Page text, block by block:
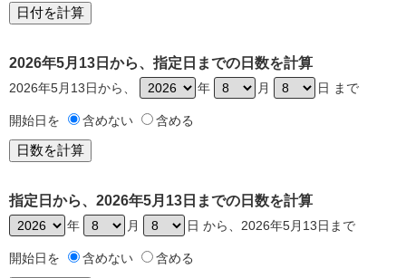
2026年5月13日から、指定日までの日数を計算
2026年5月13日から、 年 月 日 まで
開始日を 含めない 含める
指定日から、2026年5月13日までの日数を計算
年 月 日 から、2026年5月13日まで
開始日を 含めない 含める